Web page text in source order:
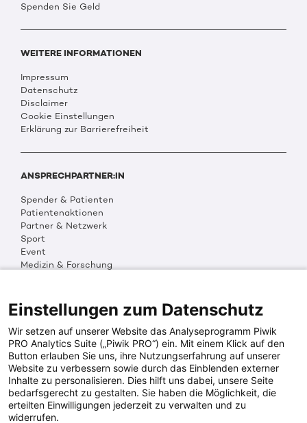
Spenden Sie Geld
WEITERE INFORMATIONEN
Impressum
Datenschutz
Disclaimer
Cookie Einstellungen
Erklärung zur Barrierefreiheit
ANSPRECHPARTNER:IN
Spender & Patienten
Patientenaktionen
Partner & Netzwerk
Sport
Event
Medizin & Forschung
Multimedia
Social Media
PRESSEINFOS
Fotos & Media
Digitale Pressemappen
Patientenaktionen
Einstellungen zum Datenschutz
Wir setzen auf unserer Website das Analyseprogramm Piwik
PRO Analytics Suite („Piwik PRO“) ein. Mit einem Klick auf den
Button erlauben Sie uns, ihre Nutzungserfahrung auf unserer
Website zu verbessern sowie durch das Einblenden externer
Inhalte zu personalisieren. Dies hilft uns dabei, unsere Seite
bedarfsgerecht zu gestalten. Sie haben die Möglichkeit, die
erteilten Einwilligungen jederzeit zu verwalten und zu
widerrufen.